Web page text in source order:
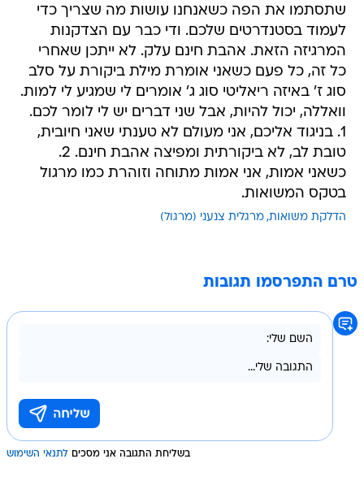
שתסתמו את הפה כשאנחנו עושות מה שצריך כדי
לעמוד בסטנדרטים שלכם. ודי כבר עם הצדקנות
המרגיזה הזאת. אהבת חינם עלק. לא ייתכן שאחרי
כל זה, כל פעם כשאני אומרת מילת ביקורת על סלב
סוג ז' באיזה ריאליטי סוג ג' אומרים לי שמגיע לי למות.
וואללה, יכול להיות, אבל שני דברים יש לי לומר לכם.
1. בניגוד אליכם, אני מעולם לא טענתי שאני חיובית,
טובת לב, לא ביקורתית ומפיצה אהבת חינם. 2.
כשאני אמות, אני אמות מתוחה וזוהרת כמו מרגול
בטקס המשואות.
הדלקת משואות מרגלית צנעני (מרגול)
טרם התפרסמו תגובות
בשליחת התגובה אני מסכים לתנאי השימוש